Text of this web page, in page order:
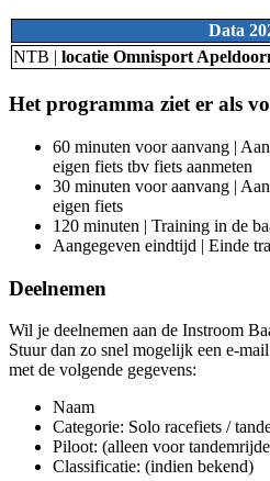
Data
NTB | locatie Omnisport
Het programma ziet er als
60 minuten voor aanvang |
eigen fiets tbv fiets aanmeten
30 minuten voor aanvang |
eigen fiets
120 minuten | Training in de
Aangegeven eindtijd | Einde
Deelnemen
Wil je deelnemen aan de Instroom
Stuur dan zo snel mogelijk een e-
met de volgende gegevens:
Naam
Categorie: Solo racefiets /
Piloot: (alleen voor
Classificatie: (indien bekend)